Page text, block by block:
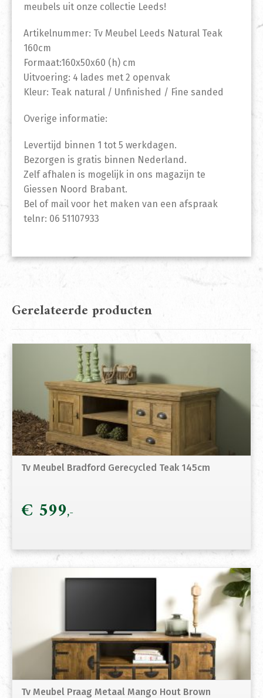
meubels uit onze collectie Leeds!
Artikelnummer: Tv Meubel Leeds Natural Teak
160cm
Formaat:160x50x60 (h) cm
Uitvoering: 4 lades met 2 openvak
Kleur: Teak natural / Unfinished / Fine sanded
Overige informatie:
Levertijd binnen 1 tot 5 werkdagen.
Bezorgen is gratis binnen Nederland.
Zelf afhalen is mogelijk in ons magazijn te
Giessen Noord Brabant.
Bel of mail voor het maken van een afspraak
telnr: 06 51107933
Gerelateerde producten
Tv Meubel Bradford Gerecycled Teak 145cm
€ 599
Tv Meubel Praag Metaal Mango Hout Brown